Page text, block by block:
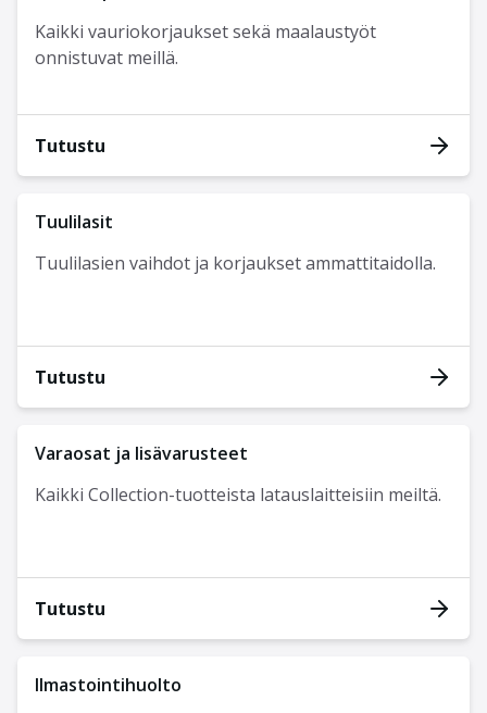
Kaikki vauriokorjaukset sekä maalaustyöt
onnistuvat meillä.
Tutustu
Tuulilasit
Tuulilasien vaihdot ja korjaukset ammattitaidolla.
Tutustu
Varaosat ja lisävarusteet
Kaikki Collection-tuotteista latauslaitteisiin meiltä.
Tutustu
Ilmastointihuolto